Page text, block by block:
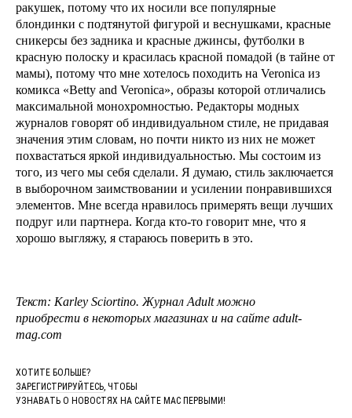
ракушек, потому что их носили все популярные
блондинки с подтянутой фигурой и веснушками, красные
сникерсы без задника и красные джинсы, футболки в
красную полоску и красилась красной помадой (в тайне от
мамы), потому что мне хотелось походить на Veronica из
комикса «Betty and Veronica», образы которой отличались
максимальной монохромностью. Редакторы модных
журналов говорят об индивидуальном стиле, не придавая
значения этим словам, но почти никто из них не может
похвастаться яркой индивидуальностью. Мы состоим из
того, из чего мы себя сделали. Я думаю, стиль заключается
в выборочном заимствовании и усилении понравившихся
элементов. Мне всегда нравилось примерять вещи лучших
подруг или партнера. Когда кто-то говорит мне, что я
хорошо выгляжу, я стараюсь поверить в это.
Текст: Karley Sciortino. Журнал Adult можно
приобрести в некоторых магазинах и на сайте adult-
mag.com
ХОТИТЕ БОЛЬШЕ?
ЗАРЕГИСТРИРУЙТЕСЬ , ЧТОБЫ
УЗНАВАТЬ О НОВОСТЯХ НА САЙТЕ MAC ПЕРВЫМИ!